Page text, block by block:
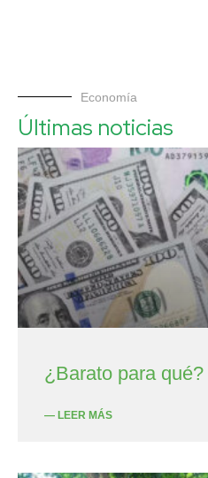
Economía
Últimas noticias
¿Barato para qué?
— LEER MÁS